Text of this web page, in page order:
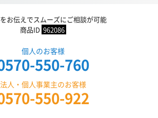
お伝えでスムーズにご相談が可能
商品ID 962086
個人のお客様
550-760
法人・個人事業主のお客様
550-922